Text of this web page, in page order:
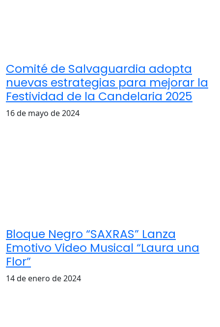
Comité de Salvaguardia adopta
nuevas estrategias para mejorar la
Festividad de la Candelaria 2025
16 de mayo de 2024
Bloque Negro “SAXRAS” Lanza
Emotivo Video Musical “Laura una
Flor”
14 de enero de 2024